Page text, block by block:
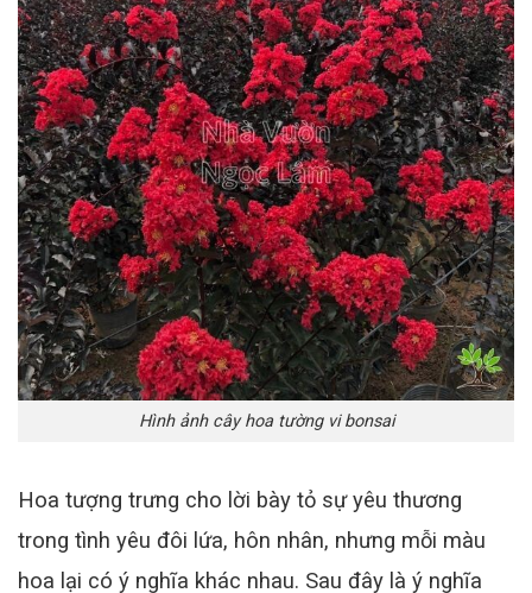
Hình ảnh cây hoa tường vi bonsai
Hoa tượng trưng cho lời bày tỏ sự yêu thương
trong tình yêu đôi lứa, hôn nhân, nhưng mỗi màu
hoa lại có ý nghĩa khác nhau. Sau đây là ý nghĩa